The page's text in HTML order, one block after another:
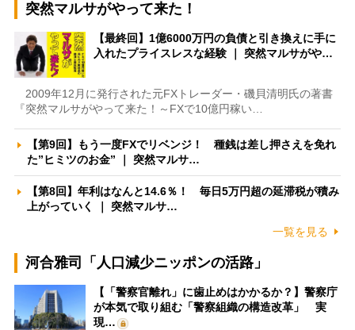
突然マルサがやって来た！
【最終回】1億6000万円の負債と引き換えに手に
入れたプライスレスな経験 ｜ 突然マルサがや…
2009年12月に発行された元FXトレーダー・磯貝清明氏の著書
『突然マルサがやって来た！～FXで10億円稼い…
【第9回】もう一度FXでリベンジ！ 種銭は差し押さえを免れ
た”ヒミツのお金” ｜ 突然マルサ…
【第8回】年利はなんと14.6％！ 毎日5万円超の延滞税が積み
上がっていく ｜ 突然マルサ…
一覧を見る
河合雅司「人口減少ニッポンの活路」
【「警察官離れ」に歯止めはかかるか？】警察庁
が本気で取り組む「警察組織の構造改革」 実
現…